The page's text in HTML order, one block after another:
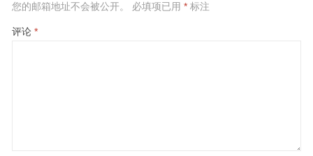
您的邮箱地址不会被公开。 必填项已用 *标注
评论 *